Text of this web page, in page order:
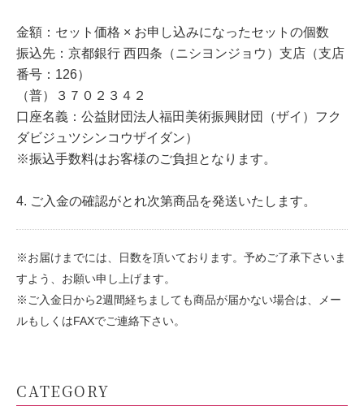
金額：セット価格 × お申し込みになったセットの個数
振込先：京都銀行 西四条（ニシヨンジョウ）支店（支店
番号：126）
（普）３７０２３４２
口座名義：公益財団法人福田美術振興財団（ザイ）フク
ダビジュツシンコウザイダン）
※振込手数料はお客様のご負担となります。
4. ご入金の確認がとれ次第商品を発送いたします。
※お届けまでには、日数を頂いております。予めご了承下さいま
すよう、お願い申し上げます。
※ご入金日から2週間経ちましても商品が届かない場合は、メー
ルもしくはFAXでご連絡下さい。
CATEGORY